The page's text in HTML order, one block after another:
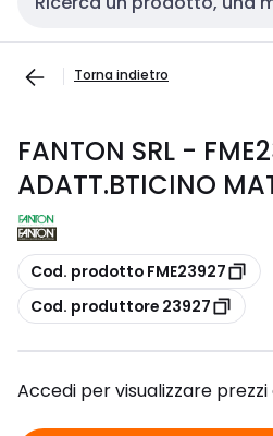
Cerca input
Torna indietro
FANTON SRL -
ADATT.BTICINO
copia
Cod. prodotto FME23927
copia
Cod. produttore 23927
Accedi per visualizzare